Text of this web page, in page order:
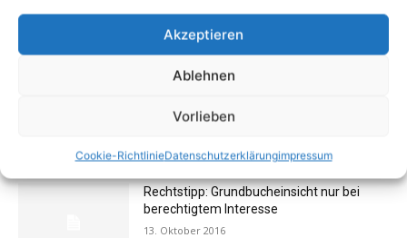
Akzeptieren
Ablehnen
Vorlieben
Cookie-RichtlinieDatenschutzerklärungimpressum
Einrichtung zurücklassen
Rechtstipp: Grundbucheinsicht nur bei
berechtigtem Interesse
13. Oktober 2016